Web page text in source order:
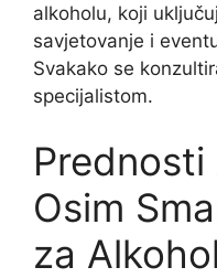
alkoholu, koji
savjetovanje i
Svakako se
specijalistom.
Osim
za